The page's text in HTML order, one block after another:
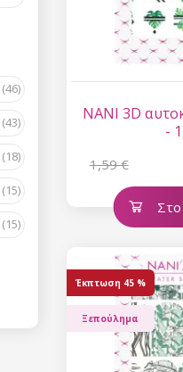
(46)
(43)
(18)
(15)
(15)
NANI 3D
-
1,59 €
Στο
Έκπτωση 45 %
Ξεπούλημα